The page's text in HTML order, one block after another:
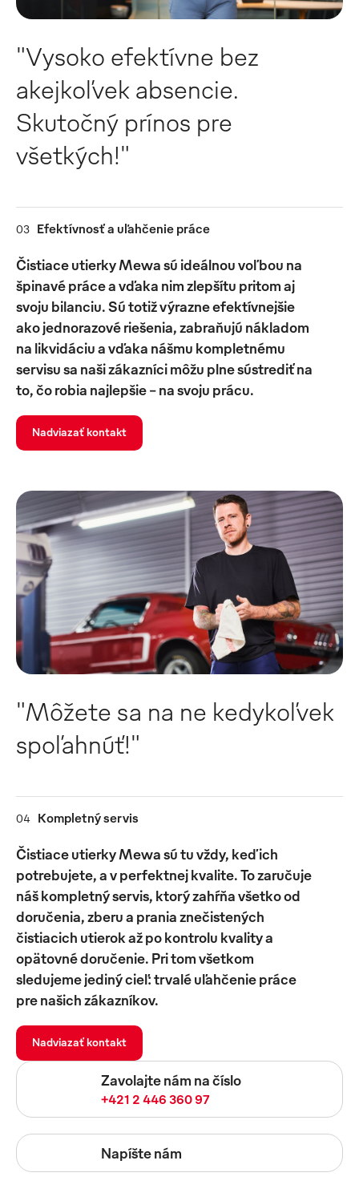
"Vysoko efektívne bez
akejkoľvek absencie.
Skutočný prínos pre
všetkých!"
03 Efektívnosť a uľahčenie práce
Čistiace utierky Mewa sú ideálnou voľbou na
špinavé práce a vďaka nim zlepšítu pritom aj
svoju bilanciu. Sú totiž výrazne efektívnejšie
ako jednorazové riešenia, zabraňujú nákladom
na likvidáciu a vďaka nášmu kompletnému
servisu sa naši zákazníci môžu plne sústrediť na
to, čo robia najlepšie – na svoju prácu.
Nadviazať kontakt
"Môžete sa na ne kedykoľvek
spoľahnúť!"
04 Kompletný servis
Čistiace utierky Mewa sú tu vždy, keď ich
potrebujete, a v perfektnej kvalite. To zaručuje
náš kompletný servis, ktorý zahŕňa všetko od
doručenia, zberu a prania znečistených
čistiacich utierok až po kontrolu kvality a
opätovné doručenie. Pri tom všetkom
sledujeme jediný cieľ: trvalé uľahčenie práce
pre našich zákazníkov.
Nadviazať kontakt
Zavolajte nám na číslo
+421 2 446 360 97
Napíšte nám